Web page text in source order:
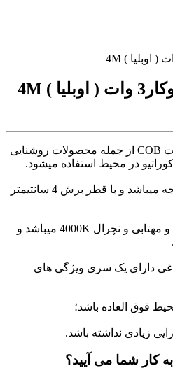
چراغ سقفی پارکتی توکار 3 وات COB از جمله محصولات روشنایی
در محیط استفاده میشود.
زاویه تابش این محصول 30 درجه میباشد و با قطر برش 4 سانتیمتر
رنگ نور در این محصول آفتابی و مهتابی و نچرال 4000K میباشد و
دارای یک سری ویژگی های
فوق العاده باشد؛
زیادی نداشته باشد.
کار شما می آیید؟